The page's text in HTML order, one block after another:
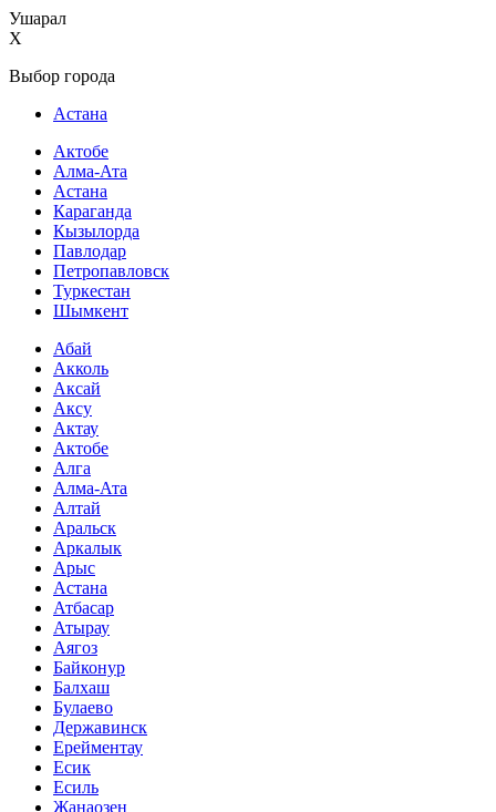
Ушарал
X
Выбор города
Астана
Актобе
Алма-Ата
Астана
Караганда
Кызылорда
Павлодар
Петропавловск
Туркестан
Шымкент
Абай
Акколь
Аксай
Аксу
Актау
Актобе
Алга
Алма-Ата
Алтай
Аральск
Аркалык
Арыс
Астана
Атбасар
Атырау
Аягоз
Байконур
Балхаш
Булаево
Державинск
Ерейментау
Есик
Есиль
Жанаозен